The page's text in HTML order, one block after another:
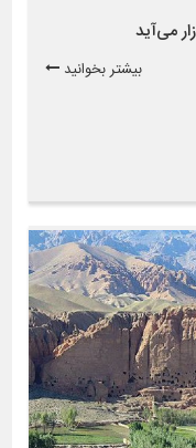
می‌آید
بیشتر بخوانید